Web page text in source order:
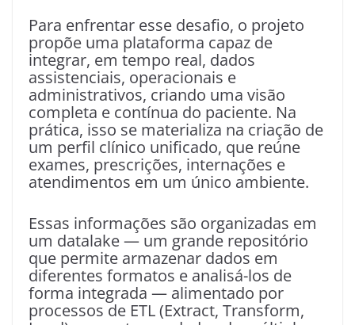
Para enfrentar esse desafio, o projeto
propõe uma plataforma capaz de
integrar, em tempo real, dados
assistenciais, operacionais e
administrativos, criando uma visão
completa e contínua do paciente. Na
prática, isso se materializa na criação de
um perfil clínico unificado, que reúne
exames, prescrições, internações e
atendimentos em um único ambiente.
Essas informações são organizadas em
um datalake — um grande repositório
que permite armazenar dados em
diferentes formatos e analisá-los de
forma integrada — alimentado por
processos de ETL (Extract, Transform,